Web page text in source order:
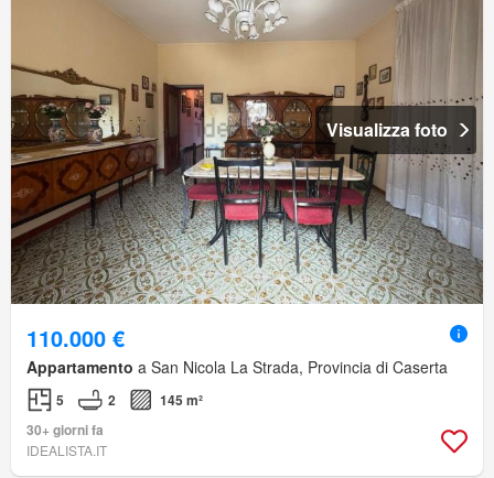
Visualizza foto
110.000 €
Appartamento a San Nicola La Strada, Provincia di Caserta
5 2
145 m²
30+ giorni fa
IDEALISTA.IT